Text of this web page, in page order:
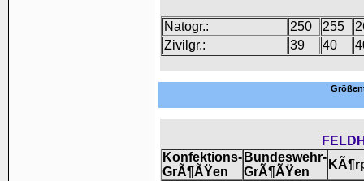
Natogr.: 250 255
Zivilgr.:
39 40
Konfektions-
GrÃ¶ÃŸen
Bundeswehr-
GrÃ¶ÃŸen